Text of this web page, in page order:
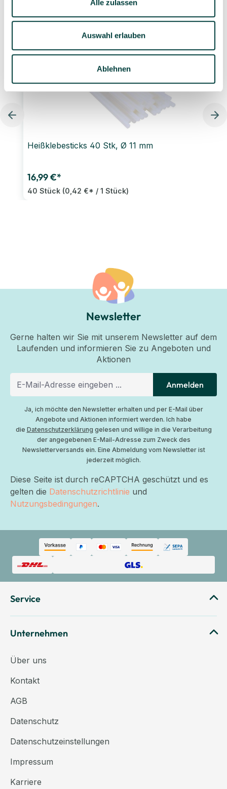
Alle zulassen
Auswahl erlauben
Ablehnen
Ähnliche Artikel
Heißklebesticks 40 Stk, Ø 11 mm
16,99 €*
40 Stück (0,42 €* / 1 Stück)
Newsletter
Gerne halten wir Sie mit unserem Newsletter auf dem
Laufenden und informieren Sie zu Angeboten und
Aktionen
Anmelden
Ja, ich möchte den Newsletter erhalten und per E-Mail über
Angebote und Aktionen informiert werden. Ich habe
die Datenschutzerklärung gelesen und willige in die Verarbeitung
der angegebenen E-Mail-Adresse zum Zweck des
Newsletterversands ein. Eine Abmeldung vom Newsletter ist
jederzeit möglich.
Diese Seite ist durch reCAPTCHA geschützt und es
gelten die Datenschutzrichtlinie und
Nutzungsbedingungen.
Service
Unternehmen
Über uns
Kontakt
AGB
Datenschutz
Datenschutzeinstellungen
Impressum
Karriere